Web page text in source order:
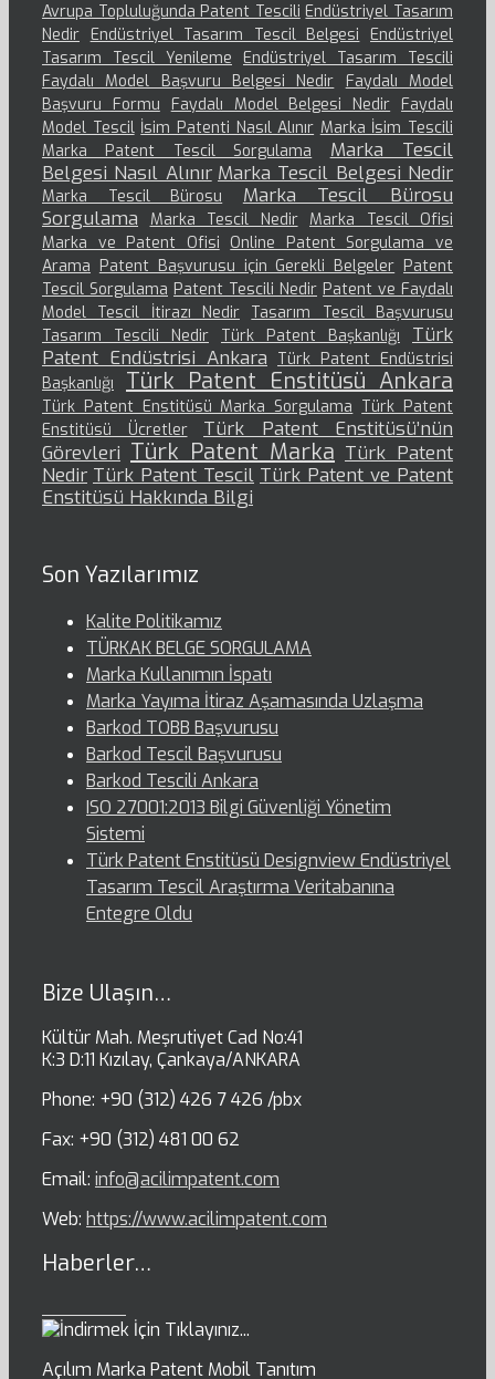
Avrupa Topluluğunda Patent Tescili Endüstriyel Tasarım
Nedir Endüstriyel Tasarım Tescil Belgesi
Endüstriyel
Tasarım Tescil Yenileme
Endüstriyel Tasarım Tescili
Faydalı Model Başvuru Belgesi Nedir
Faydalı Model
Başvuru Formu
Faydalı Model Belgesi Nedir Faydalı
Model Tescil İsim Patenti Nasıl Alınır Marka İsim Tescili
Marka Patent Tescil Sorgulama
Marka Tescil
Belgesi Nasıl Alınır Marka Tescil Belgesi Nedir
Marka Tescil Bürosu
Marka Tescil Bürosu
Sorgulama
Marka Tescil Nedir Marka Tescil Ofisi
Marka ve Patent Ofisi Online Patent Sorgulama ve
Arama Patent Başvurusu için Gerekli Belgeler Patent
Tescil Sorgulama Patent Tescili Nedir Patent ve Faydalı
Model Tescil İtirazı Nedir Tasarım Tescil Başvurusu
Tasarım Tescili Nedir
Türk Patent Başkanlığı
Türk
Patent Endüstrisi Ankara Türk Patent Endüstrisi
Başkanlığı
Türk Patent Enstitüsü Ankara
Türk Patent Enstitüsü Marka Sorgulama Türk Patent
Enstitüsü Ücretler
Türk Patent Enstitüsü’nün
Görevleri Türk Patent Marka Türk Patent
Nedir Türk Patent Tescil Türk Patent ve Patent
Enstitüsü Hakkında Bilgi
Son Yazılarımız
Kalite Politikamız
TÜRKAK BELGE SORGULAMA
Marka Kullanımın İspatı
Marka Yayıma İtiraz Aşamasında Uzlaşma
Barkod TOBB Başvurusu
Barkod Tescil Başvurusu
Barkod Tescili Ankara
ISO 27001:2013 Bilgi Güvenliği Yönetim
Sistemi
Türk Patent Enstitüsü Designview Endüstriyel
Tasarım Tescil Araştırma Veritabanına
Entegre Oldu
Bize Ulaşın…
Kültür Mah. Meşrutiyet Cad No:41
K:3 D:11 Kızılay, Çankaya/ANKARA
Phone: +90 (312) 426 7 426 /pbx
Fax: +90 (312) 481 00 62
Email: info@acilimpatent.com
Web: https://www.acilimpatent.com
Haberler…
Açılım Marka Patent Mobil Tanıtım